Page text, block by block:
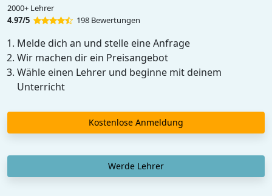
2000+ Lehrer
4.97/5
198 Bewertungen
Melde dich an und stelle eine Anfrage
Wir machen dir ein Preisangebot
Wähle einen Lehrer und beginne mit deinem
Unterricht
Kostenlose Anmeldung
Werde Lehrer